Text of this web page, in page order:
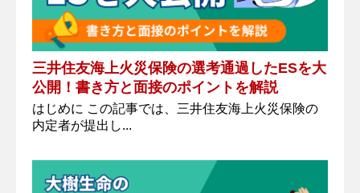
三井住友海上火災保険の選考通過したESを大
公開！書き方と面接のポイントを解説
はじめに この記事では、三井住友海上火災保険の
内定者が提出し...